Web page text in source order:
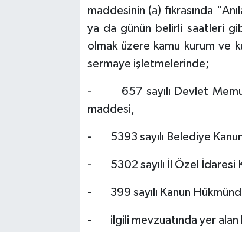
maddesinin (a) fıkrasında
ya da günün belirli saatleri
olmak üzere kamu kurum ve
sermaye işletmelerinde;
- 657 sayılı Devlet
maddesi,
- 5393 sayılı Belediye
- 5302 sayılı İl Özel İdaresi
- 399 sayılı Kanun
- ilgili mevzuatında yer alan